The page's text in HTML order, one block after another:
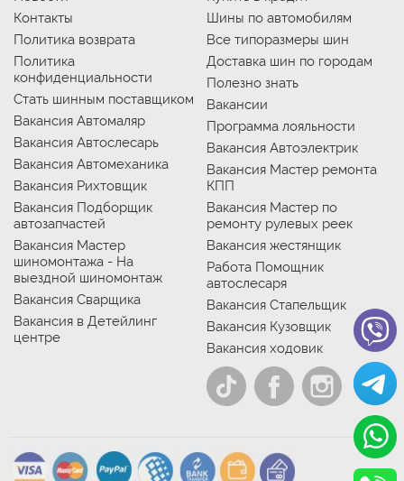
Контакты
Политика возврата
Политика
конфиденциальности
Стать шинным поставщиком
Вакансия Автомаляр
Вакансия Автослесарь
Вакансия Автомеханика
Вакансия Рихтовщик
Вакансия Подборщик
автозапчастей
Вакансия Мастер
шиномонтажа - На
выездной шиномонтаж
Вакансия Сварщика
Вакансия в Детейлинг
центре
Шины по автомобилям
Все типоразмеры шин
Доставка шин по городам
Полезно знать
Вакансии
Программа лояльности
Вакансия Автоэлектрик
Вакансия Мастер ремонта
КПП
Вакансия Мастер по
ремонту рулевых реек
Вакансия жестянщик
Работа Помощник
автослесаря
Вакансия Стапельщик
Вакансия Кузовщик
Вакансия ходовик